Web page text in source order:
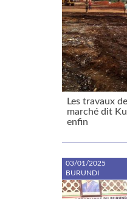
Les travaux
marché dit
enfin
03/01/2025
BURUNDI